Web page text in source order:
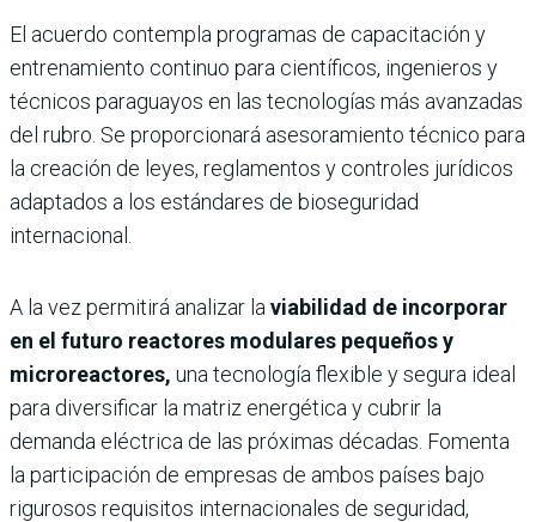
El acuerdo contempla programas de capacitación y
entrenamiento continuo para científicos, ingenieros y
técnicos paraguayos en las tecnologías más avanzadas
del rubro. Se proporcionará asesoramiento técnico para
la creación de leyes, reglamentos y controles jurídicos
adaptados a los estándares de bioseguridad
internacional.
A la vez permitirá analizar la viabilidad de incorporar
en el futuro reactores modulares pequeños y
microreactores, una tecnología flexible y segura ideal
para diversificar la matriz energética y cubrir la
demanda eléctrica de las próximas décadas. Fomenta
la participación de empresas de ambos países bajo
rigurosos requisitos internacionales de seguridad,